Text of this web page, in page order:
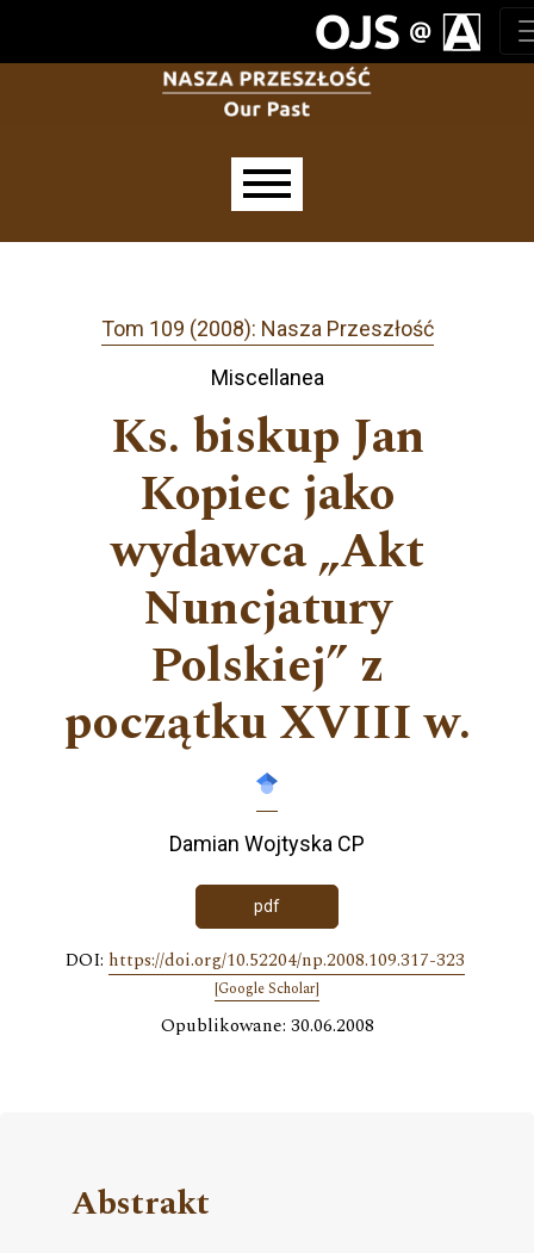
Tom 109 (2008): Nasza Przeszłość
Miscellanea
Ks. biskup Jan
Kopiec jako
wydawca „Akt
Nuncjatury
Polskiej” z
początku XVIII w.
Damian Wojtyska CP
pdf
DOI: https://doi.org/10.52204/np.2008.109.317-323
[Google Scholar]
Opublikowane: 30.06.2008
Abstrakt